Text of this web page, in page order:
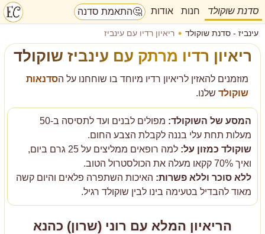
סדנת שוקולד חנות אודות 🤔התאמת סדנה
עינביז - סדנת שוקולד ריאיון רדיו עם עינביז
ריאיון רדיו מרתק עם עינביז שוקולד
מוזמנים להאזין לריאיון רדיו מיוחד בו שוחחנו על הסדנאות
שוקולד שלנו.
המסע של השוקולד:
מפולים לבנים ועד לתסיסה ב-50
מעלות תחת עלי בננה לקבלת הצבע החום.
שוקולד כמזון על:
למה רופאים ממליצים על 25 גרם ביום,
ואיך 70% קקאו מעלה את הכולסטרול הטוב.
ללא סוכר וללא פשרות: האיכות השתפרה פלאים והיום קשה
מאוד להבדיל בטעימה בינו לבין שוקולד רגיל.
הריאיון המלא עם רוני (שרון) כהנא